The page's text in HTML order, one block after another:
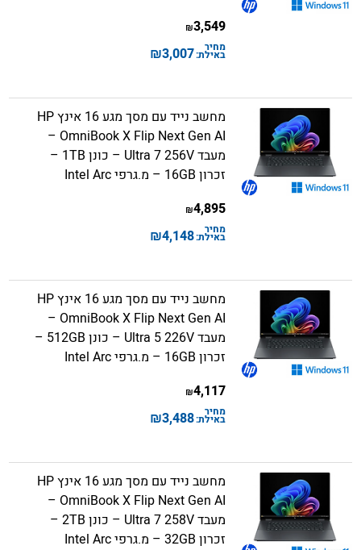
3,549
₪
מחיר
באילת:3,007
₪
מחשב נייד עם מסך מגע 16 אינץ HP
OmniBook X Flip Next Gen AI –
מעבד Ultra 7 256V – כונן 1TB –
זכרון 16GB – מ.גרפי Intel Arc
4,895
₪
מחיר
באילת:4,148
₪
מחשב נייד עם מסך מגע 16 אינץ HP
OmniBook X Flip Next Gen AI –
מעבד Ultra 5 226V – כונן 512GB –
זכרון 16GB – מ.גרפי Intel Arc
4,117
₪
מחיר
באילת:3,488
₪
מחשב נייד עם מסך מגע 16 אינץ HP
OmniBook X Flip Next Gen AI –
מעבד Ultra 7 258V – כונן 2TB –
זכרון 32GB – מ.גרפי Intel Arc